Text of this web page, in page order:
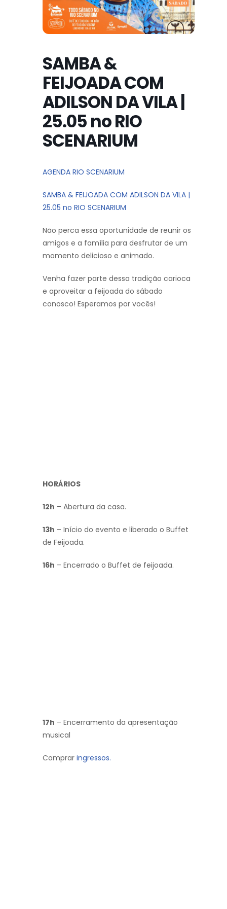
SAMBA &
FEIJOADA COM
ADILSON DA VILA |
25.05 no RIO
SCENARIUM
AGENDA RIO SCENARIUM
SAMBA & FEIJOADA COM ADILSON DA VILA |
25.05 no RIO SCENARIUM
Não perca essa oportunidade de reunir os
amigos e a família para desfrutar de um
momento delicioso e animado.
Venha fazer parte dessa tradição carioca
e aproveitar a feijoada do sábado
conosco! Esperamos por vocês!
HORÁRIOS
12h – Abertura da casa.
13h – Início do evento e liberado o Buffet
de Feijoada.
16h – Encerrado o Buffet de feijoada.
17h – Encerramento da apresentação
musical
Comprar ingressos.